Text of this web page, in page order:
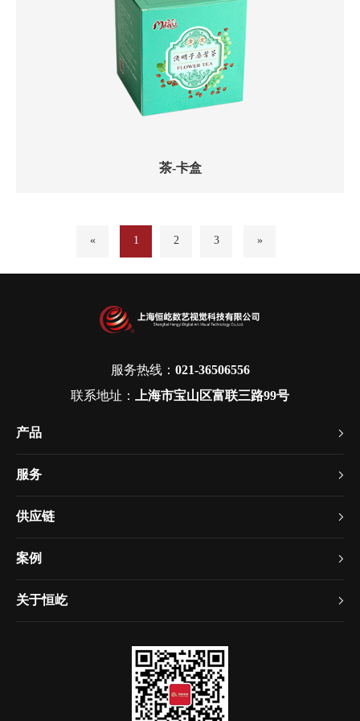
茶-卡盒
« 1 2 3 »
服务热线： 021-36506556
联系地址：
上海市宝山区富联三路99号
产品
服务
供应链
案例
关于恒屹